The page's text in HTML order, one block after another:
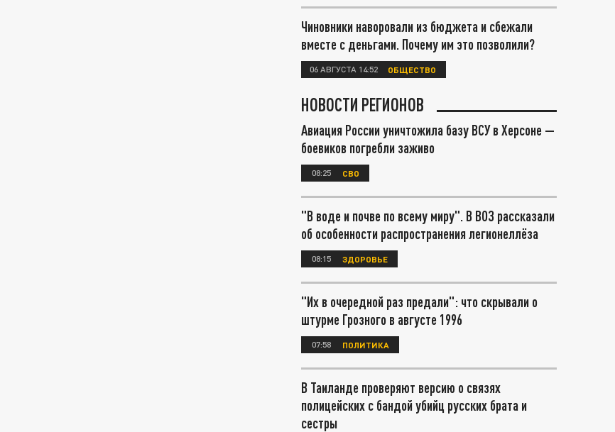
Чиновники наворовали из бюджета и сбежали
вместе с деньгами. Почему им это позволили?
06 АВГУСТА 14:52 ОБЩЕСТВО
НОВОСТИ РЕГИОНОВ
Авиация России уничтожила базу ВСУ в Херсоне —
боевиков погребли заживо
08:25 СВО
"В воде и почве по всему миру". В ВОЗ рассказали
об особенности распространения легионеллёза
08:15 ЗДОРОВЬЕ
"Их в очередной раз предали": что скрывали о
штурме Грозного в августе 1996
07:58 ПОЛИТИКА
В Таиланде проверяют версию о связях
полицейских с бандой убийц русских брата и
сестры